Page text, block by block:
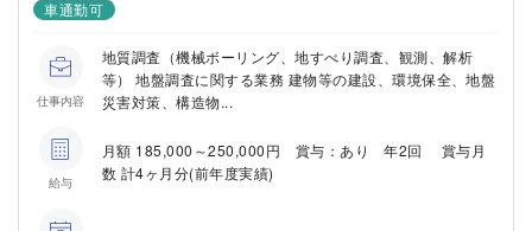
車通勤可
仕事内容
地質調査（機械ボーリング、地すべり調査、観測、解析
等） 地盤調査に関する業務 建物等の建設、環境保全、地盤
災害対策、構造物...
給与
月額 185,000～250,000円 賞与：あり 年2回 賞与月
数 計4ヶ月分(前年度実績)